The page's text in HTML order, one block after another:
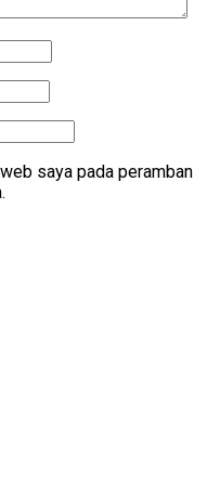
saya pada peramban